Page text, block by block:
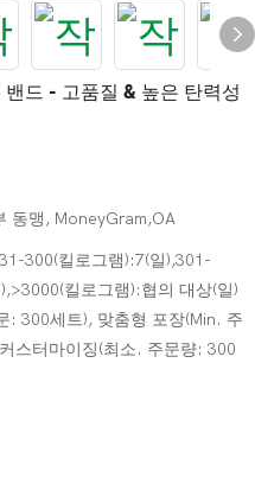
드 - 고품질 & 높은 탄력성
동맹, MoneyGram,OA
300(킬로그램):7(일),301-
킬로그램):협의 대상(일)
: 300세트), 맞춤형 포장(Min. 주
스터마이징(최소. 주문량: 300